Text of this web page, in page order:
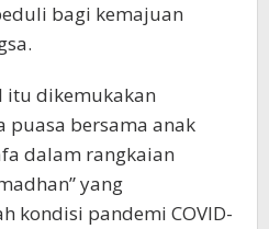
bagi kemajuan
itu dikemukakan
puasa bersama anak
dalam rangkaian
yang
kondisi pandemi COVID-